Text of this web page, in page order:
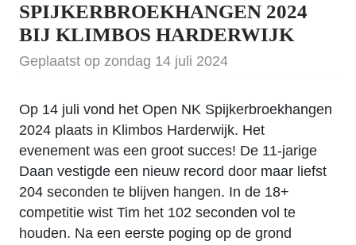
SPIJKERBROEKHANGEN 2024
BIJ KLIMBOS HARDERWIJK
Geplaatst op zondag 14 juli 2024
Op 14 juli vond het Open NK Spijkerbroekhangen
2024 plaats in Klimbos Harderwijk. Het
evenement was een groot succes! De 11-jarige
Daan vestigde een nieuw record door maar liefst
204 seconden te blijven hangen. In de 18+
competitie wist Tim het 102 seconden vol te
houden. Na een eerste poging op de grond